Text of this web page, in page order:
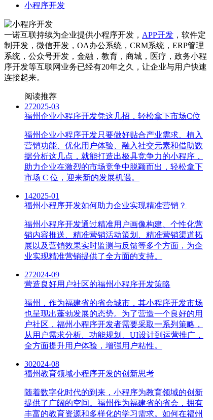
小程序开发
一诺互联持续为企业提供小程序开发， APP开发 ，软件定
制开发，微信开发，OA办公系统，CRM系统，ERP管理
系统，公众号开发，金融，教育，商城，医疗，政务小程
序开发等互联网业务已经有20年之久，让企业与用户快速
连接起来。
阅读推荐
272025-03
福州企业小程序开发凭这几招，轻松拿下市场C位
福州企业小程序开发只要做好贴合产业需求、植入
营销功能、优化用户体验、融入社交元素和借助数
据分析这几点，就能打造出极具竞争力的小程序，
助力企业在激烈的市场竞争中脱颖而出，轻松拿下
市场 C 位，迎来新的发展机遇。
142025-01
福州小程序开发如何助力企业实现精准营销？
福州小程序开发通过精准用户画像构建、个性化营
销内容推送、精准营销活动策划、精准营销渠道拓
展以及营销效果实时监测与反馈等多个方面，为企
业实现精准营销提供了全方面的支持。
272024-09
营造良好用户社区的福州小程序开发策略
福州，作为福建省的省会城市，其小程序开发市场
也呈现出蓬勃发展的态势。为了营造一个良好的用
户社区，福州小程序开发者需要采取一系列策略，
从用户需求分析、功能规划、UI设计到运营推广，
全方面提升用户体验，增强用户粘性。
302024-08
福州教育领域小程序开发的创新思考
随着数字化时代的到来，小程序为教育领域的创新
提供了广阔的空间。福州作为福建省的省会，拥有
丰富的教育资源和多样化的学习需求。如何在福州